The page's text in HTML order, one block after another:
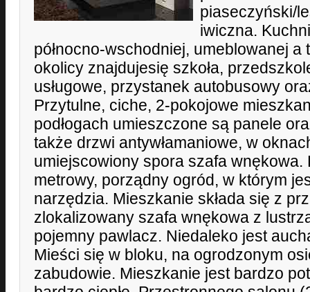
piaseczyński/
iwiczna.
północno-wschodniej, umeblowanej
okolicy znajdujesię szkoła,
usługowe, przystanek autobusowy
Przytulne, ciche, 2-pokojowe
podłogach umieszczone są panele
także drzwi antywłamaniowe, w
umiejscowiony spora szafa wnękowa.
metrowy, porządny ogród, w którym
narzędzia. Mieszkanie składa się z
zlokalizowany szafa wnękowa z
pojemny pawlacz. Niedaleko jest
Mieści się w bloku, na ogrodzonym
zabudowie. Mieszkanie jest bardzo